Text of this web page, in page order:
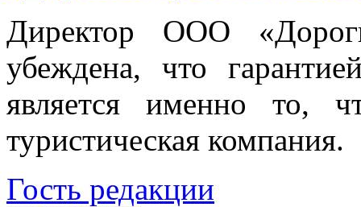
Директор ООО
убеждена, что
является именно то,
туристическая компания.
Гость редакции